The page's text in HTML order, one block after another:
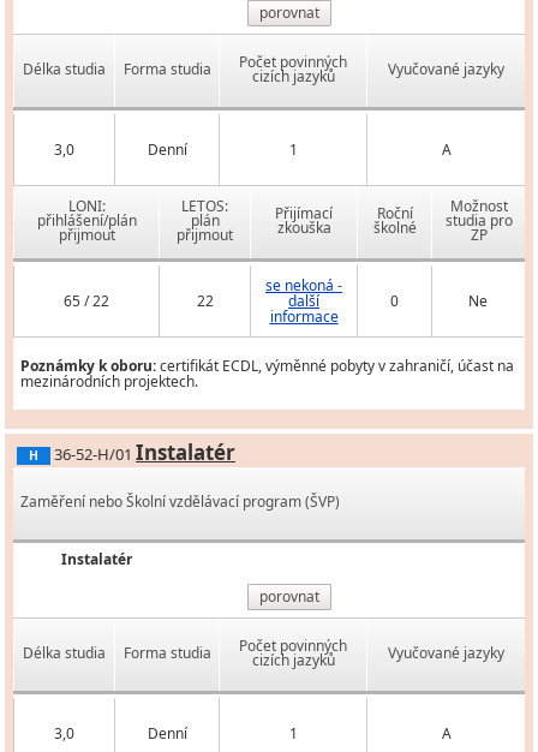
porovnat
Délka studia Forma studia Počet povinných
cizích jazyků Vyučované jazyky
3,0 Denní 1 A
LONI:
přihlášení/plán
přijmout
LETOS:
plán
přijmout
Přijímací
zkouška
Roční
školné
Možnost
studia pro
ZP
65 / 22 22
se nekoná -
další
informace
0 Ne
Poznámky k oboru:certifikát ECDL, výměnné pobyty v zahraničí, účast na
mezinárodních projektech.
H 36-52-H/01 Instalatér
Zaměření nebo Školní vzdělávací program (ŠVP)
Instalatér
porovnat
Délka studia Forma studia Počet povinných
cizích jazyků Vyučované jazyky
3,0 Denní 1 A